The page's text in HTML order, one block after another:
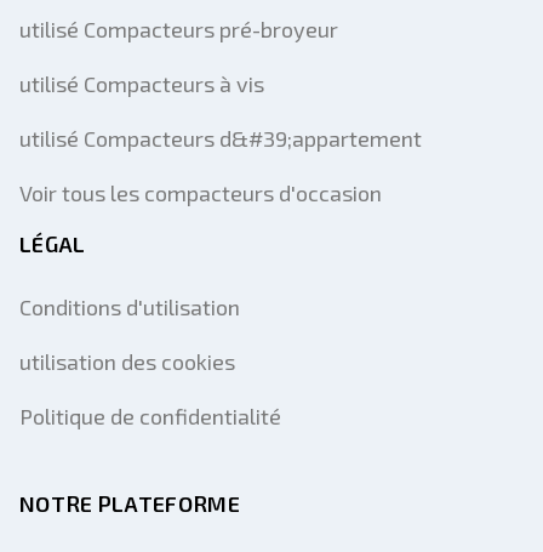
utilisé Compacteurs pré-broyeur
utilisé Compacteurs à vis
utilisé Compacteurs d&#39;appartement
Voir tous les compacteurs d'occasion
LÉGAL
Conditions d'utilisation
utilisation des cookies
Politique de confidentialité
NOTRE PLATEFORME